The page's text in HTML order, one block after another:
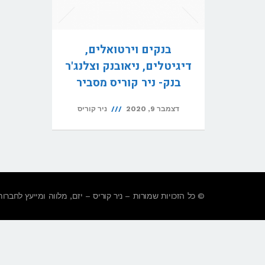
בנקים וירטואלים,
דיגיטלים, ניאובנק וצלנג'ר
בנק- ניר קוריס מסביר
דצמבר 9, 2020 ניר קוריס
© כל הזכויות שמורות – ניר קוריס – יזם, מלווה ומייעץ